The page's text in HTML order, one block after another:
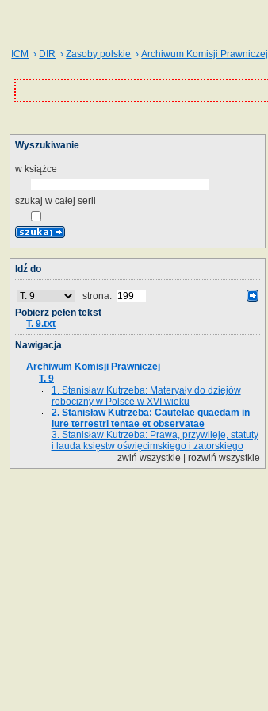
ICM › DIR ›Zasoby polskie ›Archiwum Komisji Prawniczej
Wyszukiwanie
w książce
szukaj w całej serii
Idź do
strona:
Pobierz pełen tekst
T. 9.txt
Nawigacja
Archiwum Komisji Prawniczej
T. 9
1. Stanisław Kutrzeba: Materyały do dziejów
robocizny w Polsce w XVI wieku
2. Stanisław Kutrzeba: Cautelae quaedam in
iure terrestri tentae et observatae
3. Stanisław Kutrzeba: Prawa, przywileje, statuty
i lauda księstw oświęcimskiego i zatorskiego
zwiń wszystkie |rozwiń wszystkie